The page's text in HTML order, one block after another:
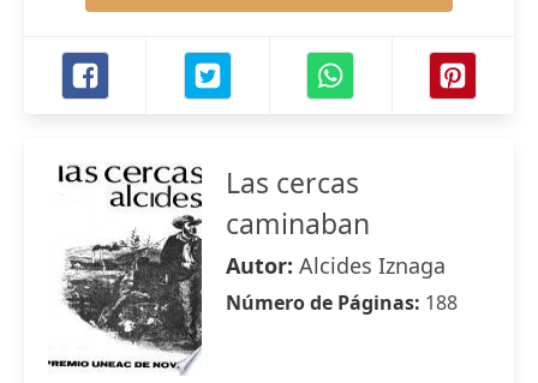
Las cercas
caminaban
Autor: Alcides Iznaga
Número de Páginas: 188